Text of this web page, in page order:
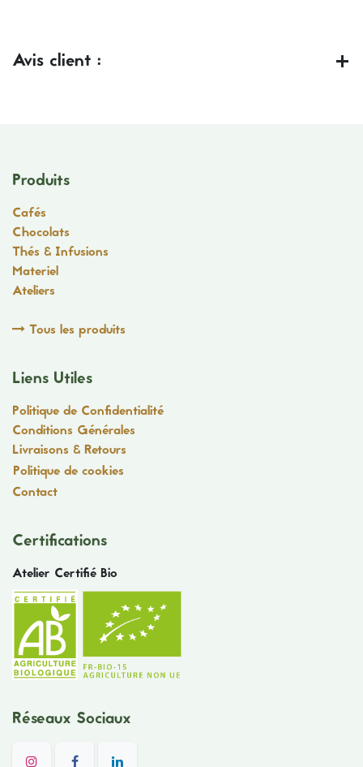
Avis client :
Produits
Cafés
Chocolats
Thés & Infusions
Materiel
Ateliers
Tous les produits
Liens Utiles
Politique de Confidentialité
Conditions Générales
Livraisons & Retours
Politique de cookies
Contact
Certifications
Atelier Certifié Bio
Réseaux Sociaux